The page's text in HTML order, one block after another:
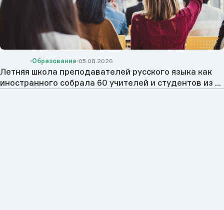
Образование 05.08.2026
Летняя школа преподавателей русского языка как
иностранного собрала 60 учителей и студентов из ...